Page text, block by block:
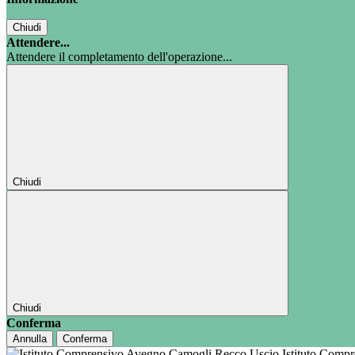
Chiudi
Attendere...
Attendere il completamento dell'operazione...
Chiudi
Chiudi
Conferma
Annulla Conferma